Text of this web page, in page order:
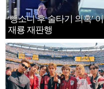
‘뺑소니 후 술타기 의혹’ 이
재룡 재판행